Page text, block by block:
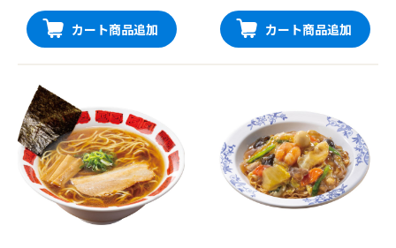
カート商品追加 カート商品追加